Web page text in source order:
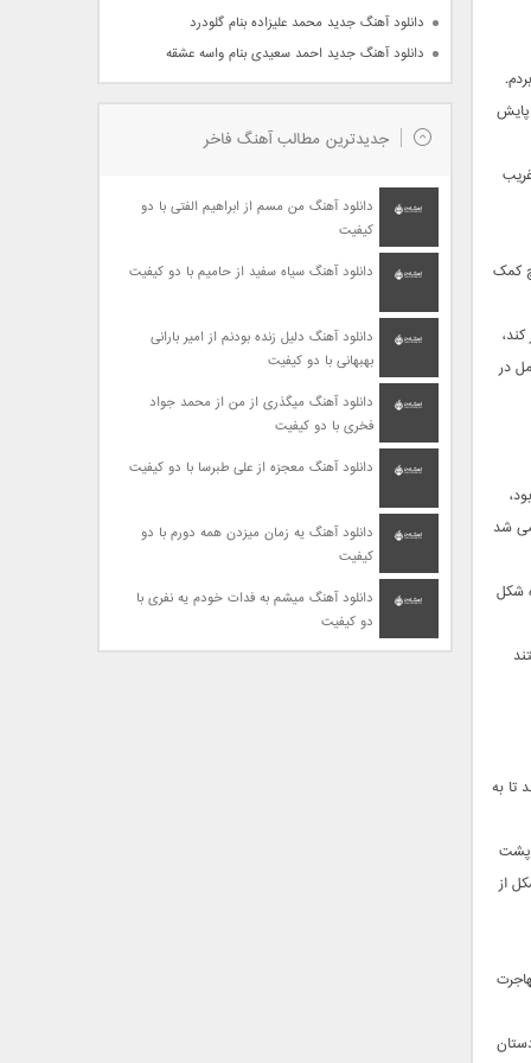
بردم.
پایش
هیچ کمک
کند،
در
ماهش شده بود،
شکل
تا به
با پشت
از
دانلود آهنگ جدید محمد علیزاده بنام گلودرد
دانلود آهنگ جدید احمد سعیدی بنام واسه عشقه
جدیدترین مطالب آهنگ فاخر
دانلود آهنگ من مسم از ابراهیم الفتی با دو
کیفیت
دانلود آهنگ سیاه سفید از حامیم با دو کیفیت
دانلود آهنگ دلیل زنده بودنم از امیر بارانی
بهبهانی با دو کیفیت
دانلود آهنگ میگذری از من از محمد جواد
فخری با دو کیفیت
دانلود آهنگ معجزه از علی طبرسا با دو کیفیت
دانلود آهنگ یه زمان میزدن همه دورم با دو
کیفیت
دانلود آهنگ میشم به فدات خودم یه نفری با
دو کیفیت